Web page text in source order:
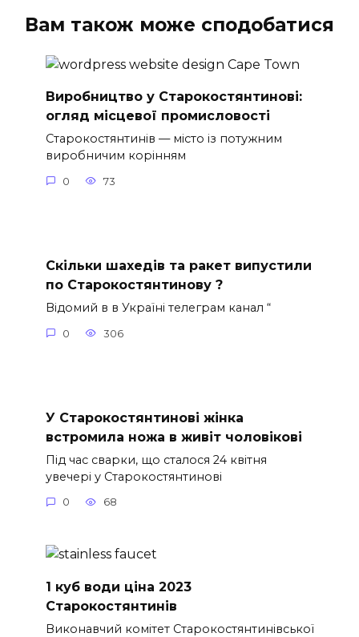
Вам також може сподобатися
Виробництво у Старокостянтинові:
огляд місцевої промисловості
Старокостянтинів — місто із потужним
виробничим корінням
0 73
Скільки шахедів та ракет випустили
по Старокостянтинову ?
Відомий в в Україні телеграм канал “
0 306
У Старокостянтинові жінка
встромила ножа в живіт чоловікові
Під час сварки, що сталося 24 квітня
увечері у Старокостянтинові
0 68
1 куб води ціна 2023
Cтарокостянтинів
Виконавчий комітет Старокостянтинівської